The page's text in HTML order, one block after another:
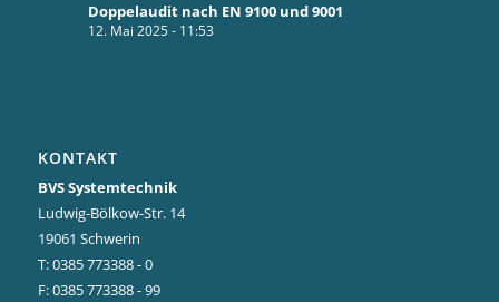
Doppelaudit nach EN 9100 und 9001
12. Mai 2025 - 11:53
KONTAKT
BVS Systemtechnik
Ludwig-Bölkow-Str. 14
19061 Schwerin
T: 0385 773388 - 0
F: 0385 773388 - 99